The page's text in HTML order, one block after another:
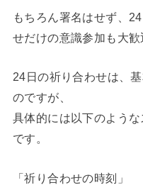
もちろん署名はせず、
せだけの意識参加も大歓
24日の祈り合わせは、
のですが、
具体的には以下のよう
です。
「祈り合わせの時刻」